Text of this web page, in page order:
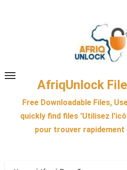
AfriqUnlock
Free Downloadable Files,
quickly find files 'Utilisez
pour trouver rapidement